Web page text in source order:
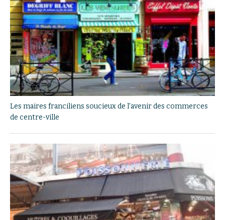
Les maires franciliens soucieux de l'avenir des commerces
de centre-ville